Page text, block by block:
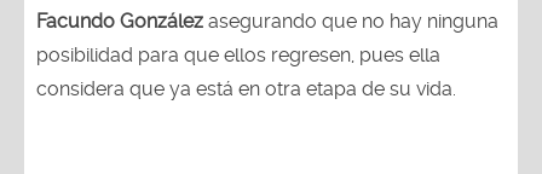
Facundo González asegurando que no hay ninguna
posibilidad para que ellos regresen, pues ella
considera que ya está en otra etapa de su vida.